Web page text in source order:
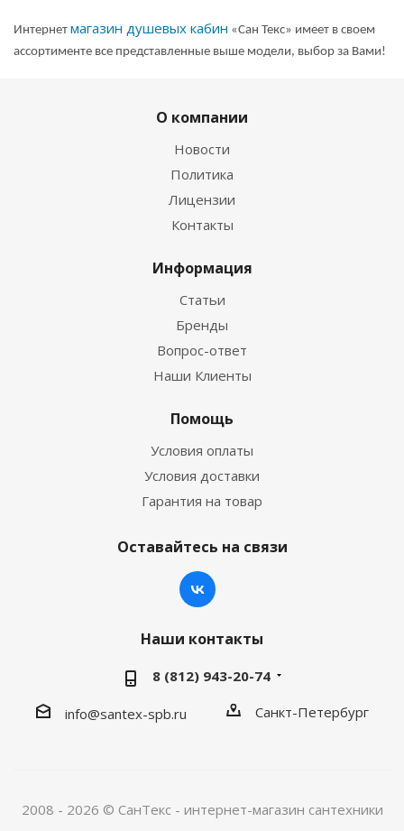
Интернет магазин душевых кабин «Сан Текс» имеет в своем
ассортименте все представленные выше модели, выбор за Вами!
О компании
Новости
Политика
Лицензии
Контакты
Информация
Статьи
Бренды
Вопрос-ответ
Наши Клиенты
Помощь
Условия оплаты
Условия доставки
Гарантия на товар
Оставайтесь на связи
Наши контакты
8 (812) 943-20-74
info@santex-spb.ru Санкт-Петербург
2008 - 2026 © СанТекс - интернет-магазин cантехники